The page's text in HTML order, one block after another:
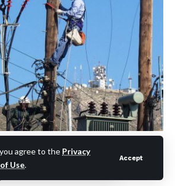
agree to the Privacy
Use.
Accept
αναλυτικά τις περιοχές